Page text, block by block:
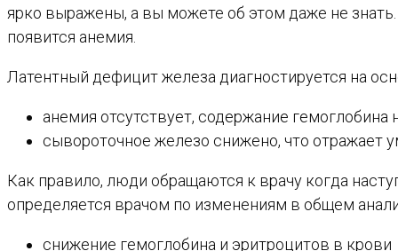
ярко выражены, а вы можете об этом даже не
появится анемия.
Латентный дефицит железа диагностируется на
анемия отсутствует, содержание гемоглобина
сывороточное железо снижено, что отражает
Как правило, люди обращаются к врачу когда
определяется врачом по изменениям в общем
снижение гемоглобина и эритроцитов в крови